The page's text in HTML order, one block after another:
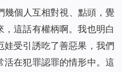
幾個人互相對視、點頭，覺
這話有權柄啊。我也明白
娃受引誘吃了善惡果，我們
活在犯罪認罪的情形中。這